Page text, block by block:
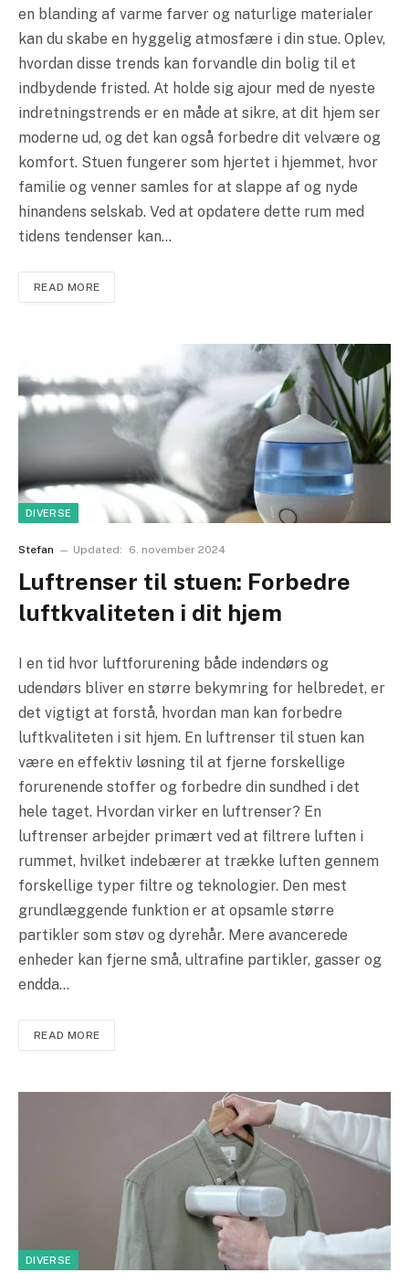
en blanding af varme farver og naturlige materialer
kan du skabe en hyggelig atmosfære i din stue. Oplev,
hvordan disse trends kan forvandle din bolig til et
indbydende fristed. At holde sig ajour med de nyeste
indretningstrends er en måde at sikre, at dit hjem ser
moderne ud, og det kan også forbedre dit velvære og
komfort. Stuen fungerer som hjertet i hjemmet, hvor
familie og venner samles for at slappe af og nyde
hinandens selskab. Ved at opdatere dette rum med
tidens tendenser kan…
READ MORE
DIVERSE
Stefan Updated: 6. november 2024
Luftrenser til stuen: Forbedre
luftkvaliteten i dit hjem
I en tid hvor luftforurening både indendørs og
udendørs bliver en større bekymring for helbredet, er
det vigtigt at forstå, hvordan man kan forbedre
luftkvaliteten i sit hjem. En luftrenser til stuen kan
være en effektiv løsning til at fjerne forskellige
forurenende stoffer og forbedre din sundhed i det
hele taget. Hvordan virker en luftrenser? En
luftrenser arbejder primært ved at filtrere luften i
rummet, hvilket indebærer at trække luften gennem
forskellige typer filtre og teknologier. Den mest
grundlæggende funktion er at opsamle større
partikler som støv og dyrehår. Mere avancerede
enheder kan fjerne små, ultrafine partikler, gasser og
endda…
READ MORE
DIVERSE